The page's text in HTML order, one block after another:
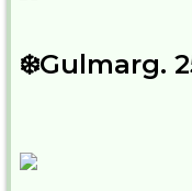
❄️Gulmarg.